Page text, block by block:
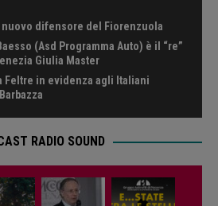
nuovo difensore del Fiorenzuola
(Asd Programma Auto) è il “re”
Giulia Master
Feltre in evidenza agli Italiani
RADIO SOUND